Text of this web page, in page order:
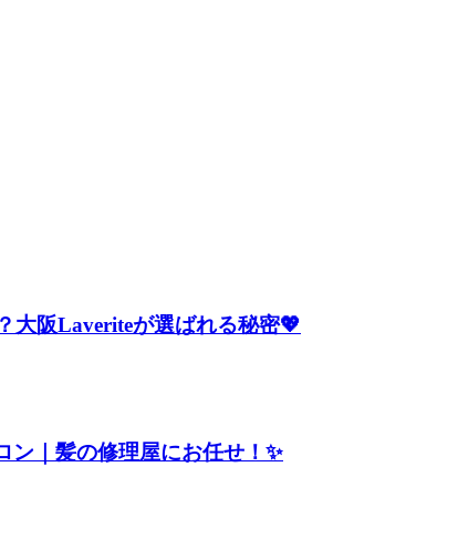
大阪Laveriteが選ばれる秘密💖
ン｜髪の修理屋にお任せ！✨